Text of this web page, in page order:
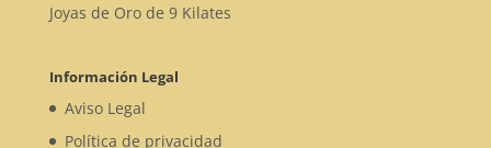
Joyas de Oro de 9 Kilates
Información Legal
Aviso Legal
Política de privacidad